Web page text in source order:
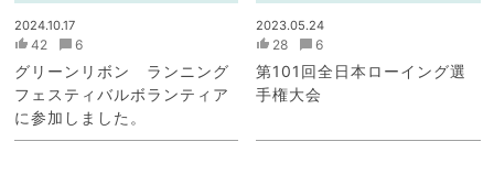
2024.10.17
42 6
グリーンリボン ランニング
フェスティバルボランティア
に参加しました。
2023.05.24
28 6
第101回全日本ローイング選
手権大会